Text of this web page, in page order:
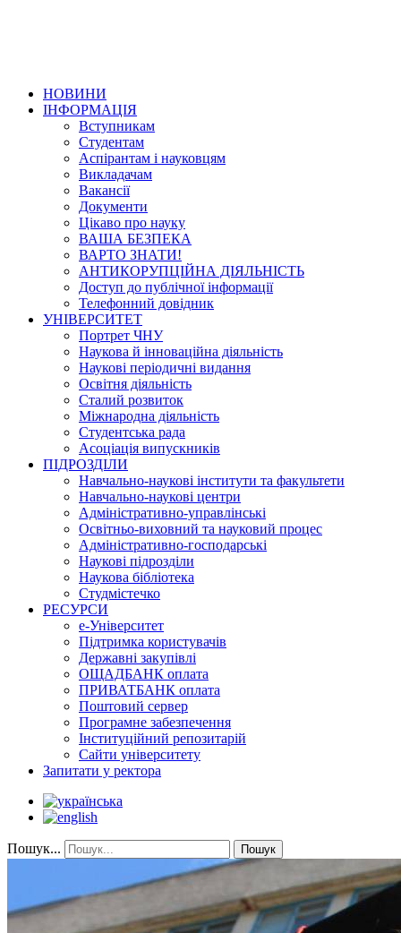
НОВИНИ
ІНФОРМАЦІЯ
Вступникам
Студентам
Аспірантам і науковцям
Викладачам
Вакансії
Документи
Цікаво про науку
ВАША БЕЗПЕКА
ВАРТО ЗНАТИ!
АНТИКОРУПЦІЙНА ДІЯЛЬНІСТЬ
Доступ до публічної інформації
Телефонний довідник
УНІВЕРСИТЕТ
Портрет ЧНУ
Наукова й інноваційна діяльність
Наукові періодичні видання
Освітня діяльність
Сталий розвиток
Міжнародна діяльність
Студентська рада
Асоціація випускників
ПІДРОЗДІЛИ
Навчально-наукові інститути та факультети
Навчально-наукові центри
Адміністративно-управлінські
Освітньо-виховний та науковий процес
Адміністративно-господарські
Наукові підрозділи
Наукова бібліотека
Студмістечко
РЕСУРСИ
е-Університет
Підтримка користувачів
Державні закупівлі
ОЩАДБАНК оплата
ПРИВАТБАНК оплата
Поштовий сервер
Програмне забезпечення
Інституційний репозитарій
Сайти університету
Запитати у ректора
Пошук... Пошук